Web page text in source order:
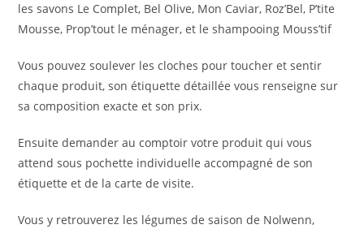
les savons Le Complet, Bel Olive, Mon Caviar, Roz’Bel, P’tite
Mousse, Prop’tout le ménager, et le shampooing Mouss’tif
Vous pouvez soulever les cloches pour toucher et sentir
chaque produit, son étiquette détaillée vous renseigne sur
sa composition exacte et son prix.
Ensuite demander au comptoir votre produit qui vous
attend sous pochette individuelle accompagné de son
étiquette et de la carte de visite.
Vous y retrouverez les légumes de saison de Nolwenn,